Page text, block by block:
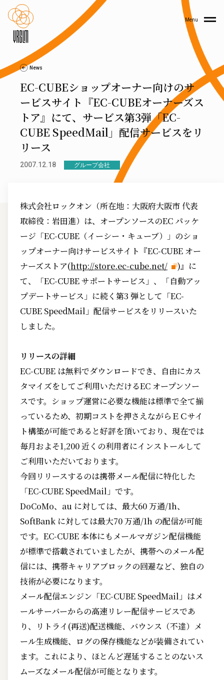
Menu
News
EC-CUBEショップオーナー向けのサ
ービスサイト『EC-CUBEオーナーズス
トア』にて、サービス第3弾「EC-
CUBE SpeedMail」配信サービスをリ
リース
2007.12.18 グループ会社
株式会社ロックオン（所在地：大阪府大阪市 代表
取締役：岩田進）は、オープンソースのEC パッケ
ージ「EC-CUBE（イーシー・キューブ）」のショ
ップオーナー向けサービスサイト『EC-CUBE オー
ナーズストア(http://store.ec-cube.net/
)』に
て、「EC-CUBE サポートサービス」、「自動アッ
プデートサービス」に続く第3 弾として「EC-
CUBE SpeedMail」配信サービスをリリースいた
しました。
リリースの詳細
EC-CUBE は無料でダウンロードでき、自由にカス
タマイズをしてご利用いただけるEC オープンソー
スです。ショップ運営に必要な機能は標準で全て揃
っているため、初期コストを押さえながらＥＣサイ
ト構築が可能であると好評を頂いており、現在では
毎月およそ1,200 近くの利用者にインストールして
ご利用いただいております。
今回リリースするのは携帯メール配信に特化した
「EC-CUBE SpeedMail」です。
DoCoMo、au に対しては、最大60 万通/1h、
SoftBank に対しては最大70 万通/1h の配信が可能
です。EC-CUBE 本体にもメールマガジン配信機能
が標準で搭載されていましたが、携帯へのメール配
信には、携帯キャリアブロックの回避など、独自の
技術が必要になります。
メール配信エンジン「EC-CUBE SpeedMail」はメ
ールサーバーからの高速リレー配信サービスであ
り、リトライ(再送)配送機能、バウンス（不達）メ
ール生成機能、ログの保存機能などが装備されてい
ます。これにより、ほとんど遅延することのないス
ムーズなメール配信が可能となります。